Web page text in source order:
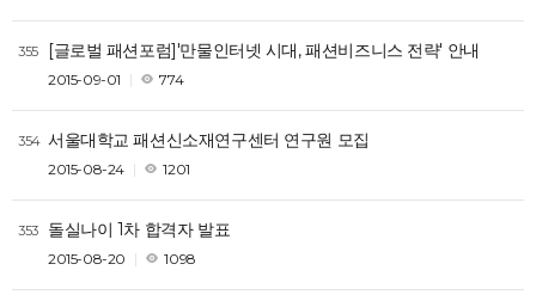
355 [글로벌 패션포럼]'만물인터넷 시대, 패션비즈니스 전략' 안내
2015-09-01 774
354 서울대학교 패션신소재연구센터 연구원 모집
2015-08-24 1201
353 돌실나이 1차 합격자 발표
2015-08-20 1098